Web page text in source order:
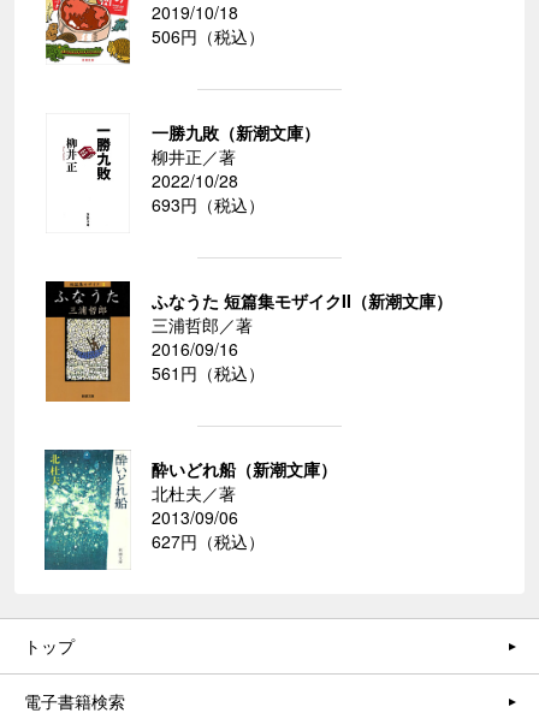
2019/10/18
506円（税込）
一勝九敗（新潮文庫）
柳井正／著
2022/10/28
693円（税込）
ふなうた 短篇集モザイクII（新潮文庫）
三浦哲郎／著
2016/09/16
561円（税込）
酔いどれ船（新潮文庫）
北杜夫／著
2013/09/06
627円（税込）
トップ
電子書籍検索